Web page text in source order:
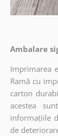
Ambalare
Imprimarea
Ramă cu
carton
acestea
informațiile
de